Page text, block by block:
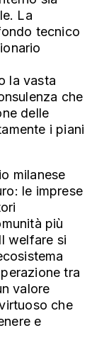
La
tecnico
la vasta
che
delle
i piani
milanese
le imprese
più
welfare si
tra
valore
che
e